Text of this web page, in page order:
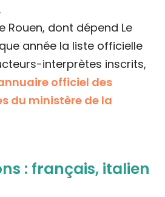
Rouen, dont dépend Le
année la liste officielle
interprètes inscrits,
officiel des
du ministère de la
: français, italien